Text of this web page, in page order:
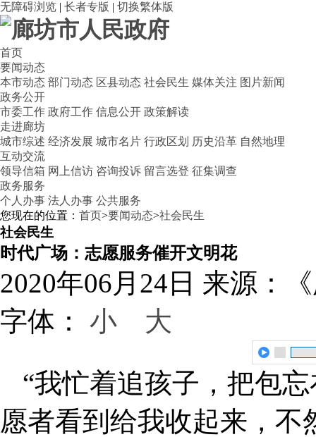
无障碍浏览 | 长者专版 | 切换繁体版
首页
要闻动态
本市动态 部门动态 区县动态 社会民生 媒体关注 图片新闻
政务公开
市委工作 政府工作 信息公开 政策解读
走进廊坊
城市综述 经济发展 城市名片 行政区划 历史沿革 自然地理
互动交流
领导信箱 网上信访 咨询投诉 留言选登 征集调查
政务服务
个人办事 法人办事 公共服务
您现在的位置： 首页>要闻动态>社会民生
社会民生
时代广场：志愿服务催开文明花
2020年06月24日 来源：
字体： 小 大
“我忙着追孩子，把包
愿者看到给我收起来，